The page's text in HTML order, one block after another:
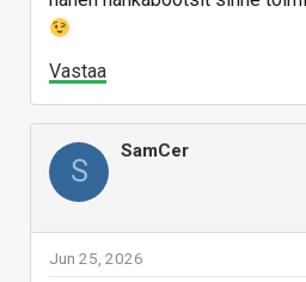
Vastaa
S
SamCer
Jun 25, 2026